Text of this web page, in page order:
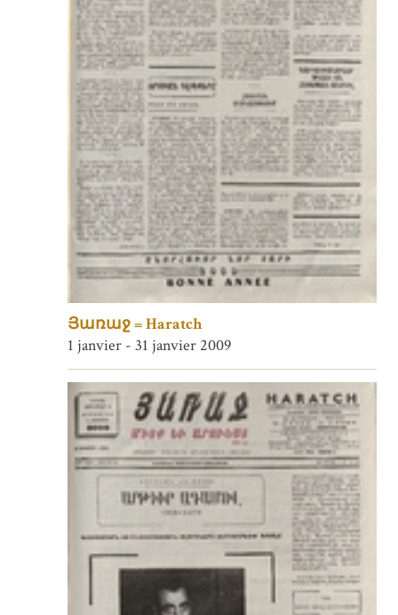
Յառաջ = Haratch
1 janvier - 31 janvier 2009